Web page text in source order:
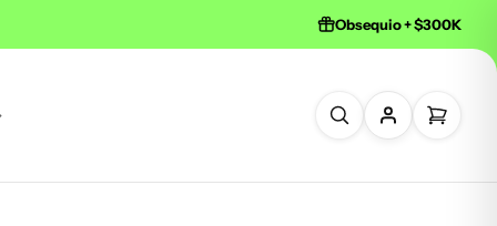
Obsequio + $300K